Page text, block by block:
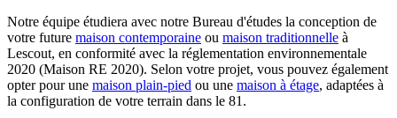
Notre équipe étudiera avec notre Bureau d'études la conception de
votre future maison contemporaine ou maison traditionnelle à
Lescout, en conformité avec la réglementation environnementale
2020 (Maison RE 2020). Selon votre projet, vous pouvez également
opter pour une maison plain-pied ou une maison à étage, adaptées à
la configuration de votre terrain dans le 81.